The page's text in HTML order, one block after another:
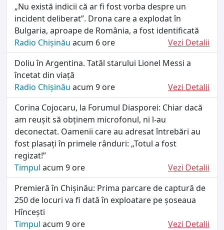
„Nu există indicii că ar fi fost vorba despre un
incident deliberat”. Drona care a explodat în
Bulgaria, aproape de România, a fost identificată
Radio Chișinău acum 6 ore
Vezi Detalii
Doliu în Argentina. Tatăl starului Lionel Messi a
încetat din viață
Radio Chișinău acum 9 ore
Vezi Detalii
Corina Cojocaru, la Forumul Diasporei: Chiar dacă
am reușit să obținem microfonul, ni l-au
deconectat. Oamenii care au adresat întrebări au
fost plasați în primele rânduri: „Totul a fost
regizat!”
Timpul acum 9 ore
Vezi Detalii
Premieră în Chișinău: Prima parcare de captură de
250 de locuri va fi dată în exploatare pe șoseaua
Hîncești
Timpul acum 9 ore
Vezi Detalii